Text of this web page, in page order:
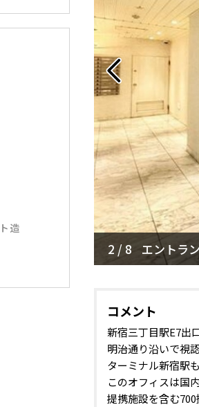
2 / 8 エントラ
3 / 8 各部リニ
コメント
新宿三丁目駅E7出
明治通り沿いで視
ターミナル新宿駅
このオフィスは国
提携施設を含む700
造